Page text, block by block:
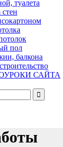
туалета
пол
балкона
САЙТА